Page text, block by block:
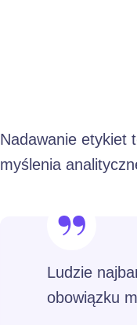
Nadawanie etykiet
myślenia
Ludzie
obowiązku